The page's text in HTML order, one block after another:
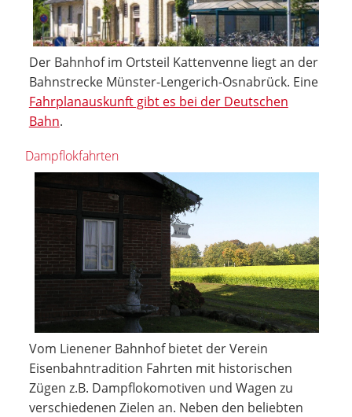
Der Bahnhof im Ortsteil Kattenvenne liegt an der
Bahnstrecke Münster-Lengerich-Osnabrück. Eine
Fahrplanauskunft gibt es bei der Deutschen
Bahn.
Dampflokfahrten
Vom Lienener Bahnhof bietet der Verein
Eisenbahntradition Fahrten mit historischen
Zügen z.B. Dampflokomotiven und Wagen zu
verschiedenen Zielen an. Neben den beliebten